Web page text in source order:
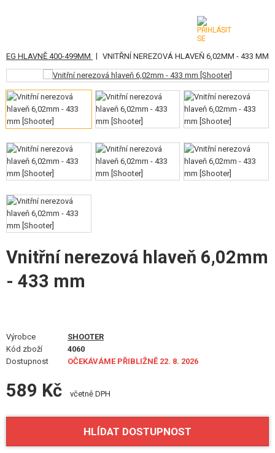
KATEGORIE
AIRSOFTOVÉ ZBRANĚ
VZDUCHOVÉ ZBRANĚ, PRAKY
GRANÁTOMETY, GRANÁTY
KULIČKY, PLYN
AKUMULÁTORY, NABÍJEČKY
ZÁSOBNÍKY, PLNIČKY
BRÝLE, MASKY
VÝSTROJ, UNIFORMY, POUZDRA
VYSÍLAČKY, HEADSETY, KAMERY
DOPLŇKY KE ZBRANÍM, POPRUHY
NÁHRADNÍ DÍLY, UPGRADE
SERVIS A ÚDRŽBA ZBRANÍ
SEBEOBRANA, VÝCVIK, NOŽE
AEG HLAVNĚ 400-499MM | VNITŘNÍ NEREZOVÁ HLAVEŇ 6,02MM - 433 MM
Vnitřní nerezová hlaveň 6,02mm
- 433 mm
Výrobce
SHOOTER
Kód zboží
4060
Dostupnost
OČEKÁVÁME PŘIBLIŽNĚ 22. 8. 2026
589 Kč včetně DPH
HLÍDAT DOSTUPNOST